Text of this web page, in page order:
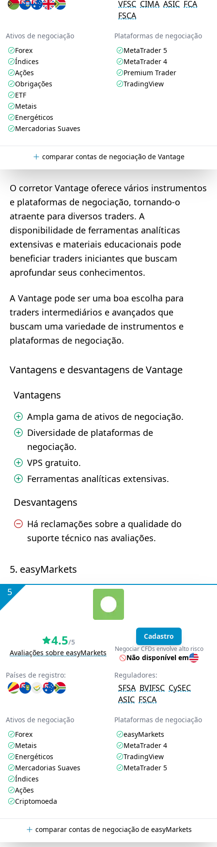
VFSC CIMA ASIC FCA
FSCA
Ativos de negociação
Forex
Índices
Ações
Obrigações
ETF
Metais
Energéticos
Mercadorias Suaves
Plataformas de negociação
MetaTrader 5
MetaTrader 4
Premium Trader
TradingView
comparar contas de negociação de Vantage
O corretor Vantage oferece vários instrumentos
e plataformas de negociação, tornando-o
atraente para diversos traders. A
disponibilidade de ferramentas analíticas
extensivas e materiais educacionais pode
beneficiar traders iniciantes que buscam
aprofundar seus conhecimentos.
A Vantage pode ser uma boa escolha para
traders intermediários e avançados que
buscam uma variedade de instrumentos e
plataformas de negociação.
Vantagens e desvantagens de Vantage
Vantagens
Ampla gama de ativos de negociação.
Diversidade de plataformas de
negociação.
VPS gratuito.
Ferramentas analíticas extensivas.
Desvantagens
Há reclamações sobre a qualidade do
suporte técnico nas avaliações.
5. easyMarkets
5
4.5/5
Avaliações sobre easyMarkets
Cadastro
Negociar CFDs envolve alto risco
Não disponível em
Países de registro:
Reguladores:
SFSA BVIFSC CySEC
ASIC FSCA
Ativos de negociação
Forex
Metais
Energéticos
Mercadorias Suaves
Índices
Ações
Criptomoeda
Plataformas de negociação
easyMarkets
MetaTrader 4
TradingView
MetaTrader 5
comparar contas de negociação de easyMarkets